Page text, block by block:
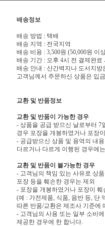
배송정보
배송 방법 : 택배
배송 지역 : 전국지역
배송 비용 : 3,500원 (50,000원 이
배송 기간 : 오후 4시 전 결제완료
배송 안내 : 산간벽지나 도서지
고객님께서 주문하신 상품은 입
교환 및 반품정보
교환 및 반품이 가능한 경우
- 상품을 공급 받으신 날로부터 7
경우 포장을 개봉하였거나 포장
- 공급받으신 상품 및 용역의 내
다르거나 다르게 이행된 경우에
교환 및 반품이 불가능한 경우
- 고객님의 책임 있는 사유로 상
포장 등을 훼손한 경우는 제외
- 포장을 개봉하였거나 포장이
(예 : 가전제품, 식품, 음반 등, 단
따른 반품/교환은 제조사 기준에
- 고객님의 사용 또는 일부 소비
제공한 경우에 한 합니다.